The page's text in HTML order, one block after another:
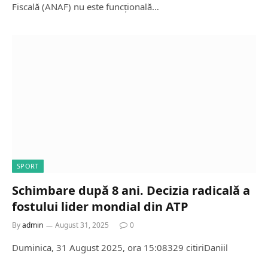
Fiscală (ANAF) nu este funcțională…
SPORT
Schimbare după 8 ani. Decizia radicală a
fostului lider mondial din ATP
Byadmin August 31, 2025 0
Duminica, 31 August 2025, ora 15:08329 citiriDaniil